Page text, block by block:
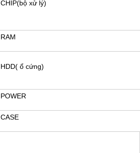
CHIP(bộ xử lý)
RAM
HDD( ổ cứng)
POWER
CASE